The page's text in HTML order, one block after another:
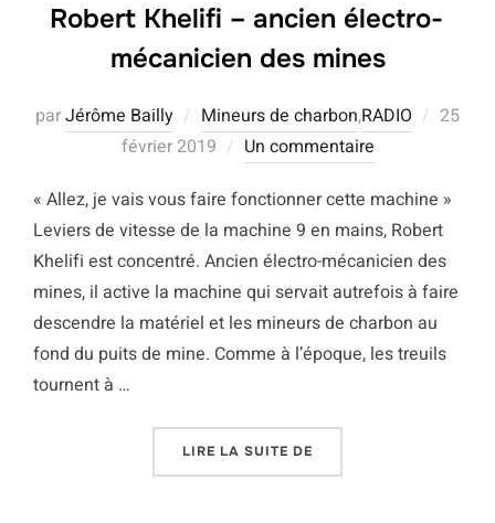
Robert Khelifi – ancien électro-
mécanicien des mines
parJérôme Bailly Mineurs de charbon,RADIO
Publié
25
février 2019
Un commentaire
« Allez, je vais vous faire fonctionner cette machine »
Leviers de vitesse de la machine 9 en mains, Robert
Khelifi est concentré. Ancien électro-mécanicien des
mines, il active la machine qui servait autrefois à faire
descendre la matériel et les mineurs de charbon au
fond du puits de mine. Comme à l’époque, les treuils
tournent à …
LIRE LA SUITE DE